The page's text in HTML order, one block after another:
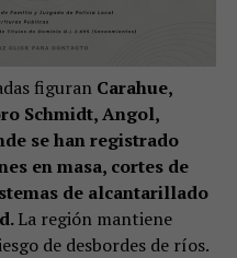
figuran Carahue,
Schmidt, Angol,
se han registrado
en masa, cortes de
de alcantarillado
La región mantiene
de desbordes de ríos.